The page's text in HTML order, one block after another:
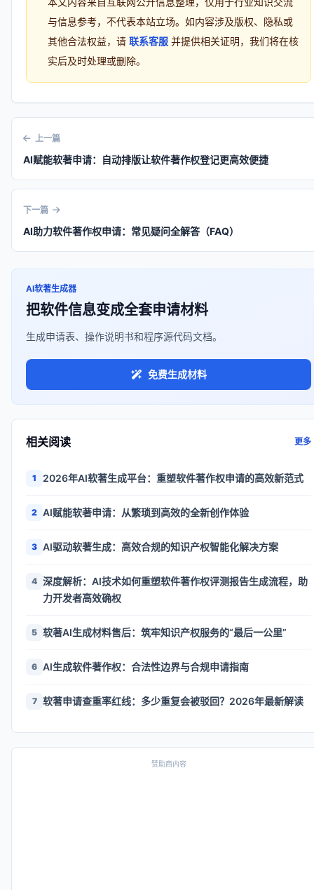
与信息参考，不代表本站立场。如内容涉及版权、隐私或
其他合法权益，请 联系客服 并提供相关证明，我们将在核
实后及时处理或删除。
上一篇
AI赋能软著申请：自动排版让软件著作权登记更高效便捷
下一篇
AI助力软件著作权申请：常见疑问全解答（FAQ）
AI软著生成器
把软件信息变成全套申请材料
生成申请表、操作说明书和程序源代码文档。
免费生成材料
相关阅读 更多
1 2026年AI软著生成平台：重塑软件著作权申请的高效新范式
2 AI赋能软著申请：从繁琐到高效的全新创作体验
3 AI驱动软著生成：高效合规的知识产权智能化解决方案
4 深度解析：AI技术如何重塑软件著作权评测报告生成流程，助
力开发者高效确权
5 软著AI生成材料售后：筑牢知识产权服务的“最后一公里”
6 AI生成软件著作权：合法性边界与合规申请指南
7 软著申请查重率红线：多少重复会被驳回？2026年最新解读
赞助商内容